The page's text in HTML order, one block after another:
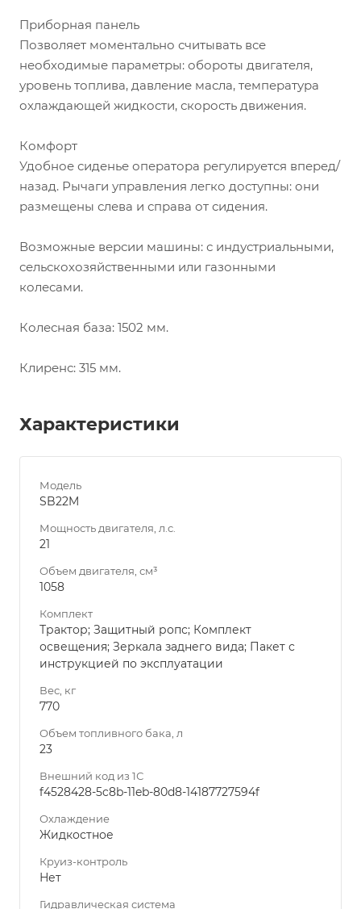
Приборная панель
Позволяет моментально считывать все
необходимые параметры: обороты двигателя,
уровень топлива, давление масла, температура
охлаждающей жидкости, скорость движения.
Комфорт
Удобное сиденье оператора регулируется вперед/
назад. Рычаги управления легко доступны: они
размещены слева и справа от сидения.
Возможные версии машины: с индустриальными,
сельскохозяйственными или газонными
колесами.
Колесная база: 1502 мм.
Клиренс: 315 мм.
Характеристики
Модель
SB22M
Мощность двигателя, л.с.
21
Объем двигателя, см³
1058
Комплект
Трактор; Защитный ропс; Комплект
освещения; Зеркала заднего вида; Пакет с
инструкцией по эксплуатации
Вес, кг
770
Объем топливного бака, л
23
Внешний код из 1С
f4528428-5c8b-11eb-80d8-14187727594f
Охлаждение
Жидкостное
Круиз-контроль
Нет
Гидравлическая система